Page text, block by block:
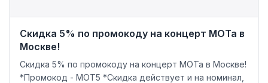
Скидка 5% по промокоду на концерт МОТа в
Москве!
Скидка 5% по промокоду на концерт МОТа в Москве!
*Промокод - МОТ5 *Скидка действует и на номинал,